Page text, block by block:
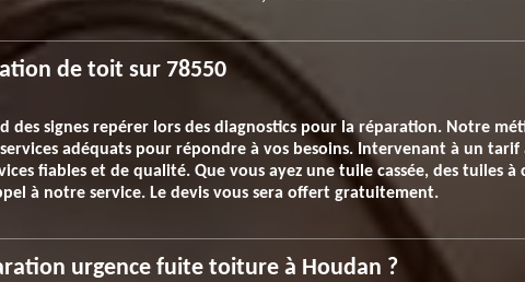
de toit sur 78550
des signes repérer lors des diagnostics pour la réparation. Notre
adéquats pour répondre à vos besoins. Intervenant à un
fiables et de qualité. Que vous ayez une tuile cassée, des tuiles à
à notre service. Le devis vous sera offert gratuitement.
urgence fuite toiture à Houdan ?